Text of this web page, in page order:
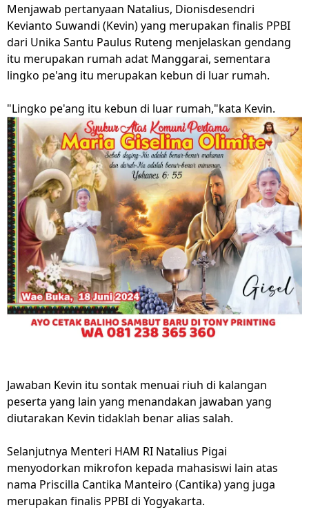
Menjawab pertanyaan Natalius, Dionisdesendri
Kevianto Suwandi (Kevin) yang merupakan finalis PPBI
dari Unika Santu Paulus Ruteng menjelaskan gendang
itu merupakan rumah adat Manggarai, sementara
lingko pe'ang itu merupakan kebun di luar rumah.
"Lingko pe'ang itu kebun di luar rumah,"kata Kevin.
Jawaban Kevin itu sontak menuai riuh di kalangan
peserta yang lain yang menandakan jawaban yang
diutarakan Kevin tidaklah benar alias salah.
Selanjutnya Menteri HAM RI Natalius Pigai
menyodorkan mikrofon kepada mahasiswi lain atas
nama Priscilla Cantika Manteiro (Cantika) yang juga
merupakan finalis PPBI di Yogyakarta.